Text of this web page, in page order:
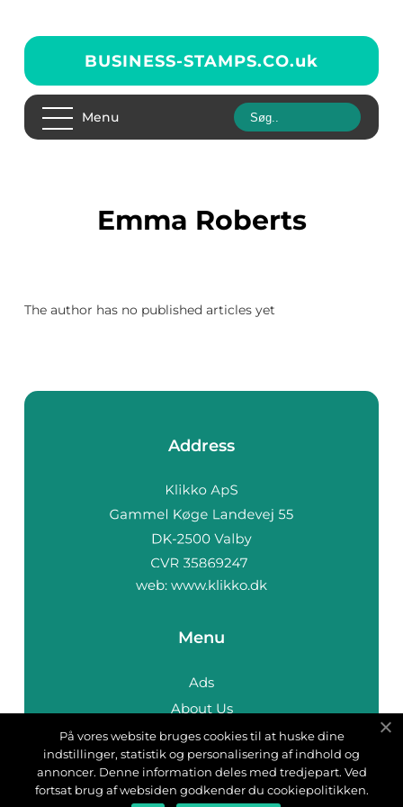
BUSINESS-STAMPS.CO.uk
Menu
Emma Roberts
The author has no published articles yet
Address
web: www.klikko.dk
Menu
Ads
About Us
Cookies
Contact
Sitemap
På vores website bruges cookies til at huske dine
indstillinger, statistik og personalisering af indhold og
annoncer. Denne information deles med tredjepart. Ved
fortsat brug af websiden godkender du cookiepolitikken.